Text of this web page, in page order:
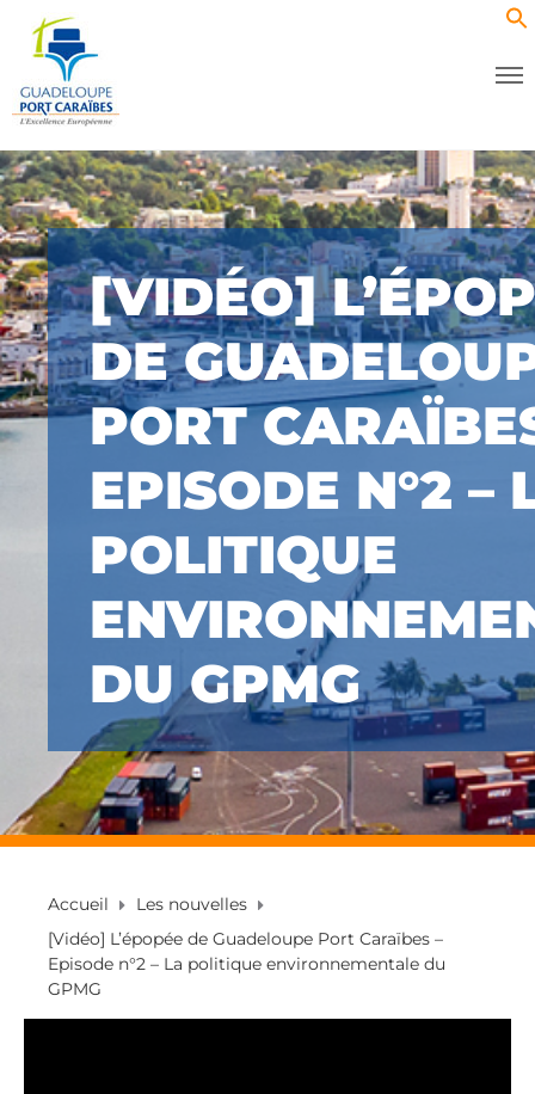
[VIDÉO]
DE
PORT
EPISODE N°2 –
POLITIQUE
DU GPMG
Accueil
Les nouvelles
[Vidéo] L’épopée de Guadeloupe Port Caraïbes –
Episode n°2 – La politique environnementale du
GPMG